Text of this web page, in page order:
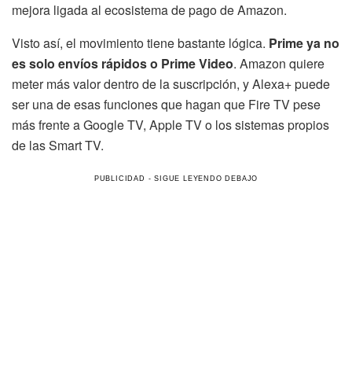
mejora ligada al ecosistema de pago de Amazon.
Visto así, el movimiento tiene bastante lógica. Prime ya no
es solo envíos rápidos o Prime Video. Amazon quiere
meter más valor dentro de la suscripción, y Alexa+ puede
ser una de esas funciones que hagan que Fire TV pese
más frente a Google TV, Apple TV o los sistemas propios
de las Smart TV.